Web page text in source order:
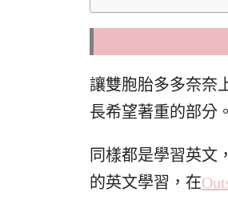
讓雙胞胎多多奈奈
長希望著重的部分。
同樣都是學習英文
的英文學習，在